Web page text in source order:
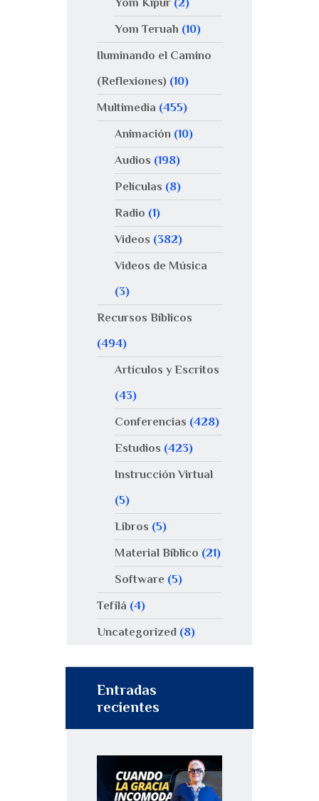
Yom Teruah (10)
Iluminando el Camino
(Reflexiones) (10)
Multimedia (455)
Animación(10)
Audios (198)
Películas (8)
Radio (1)
Videos (382)
Videos de Música
(3)
Recursos Bíblicos
(494)
Artículos y Escritos
(43)
Conferencias (428)
Estudios (423)
Instrucción Virtual
(5)
Libros (5)
Material Bíblico (21)
Software(5)
Tefilá (4)
Uncategorized (8)
Entradas
recientes